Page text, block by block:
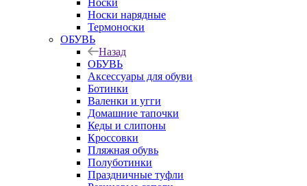
Носки
Носки нарядные
Термоноски
ОБУВЬ
Назад
ОБУВЬ
Аксессуары для обуви
Ботинки
Валенки и угги
Домашние тапочки
Кеды и слипоны
Кроссовки
Пляжная обувь
Полуботинки
Праздничные туфли